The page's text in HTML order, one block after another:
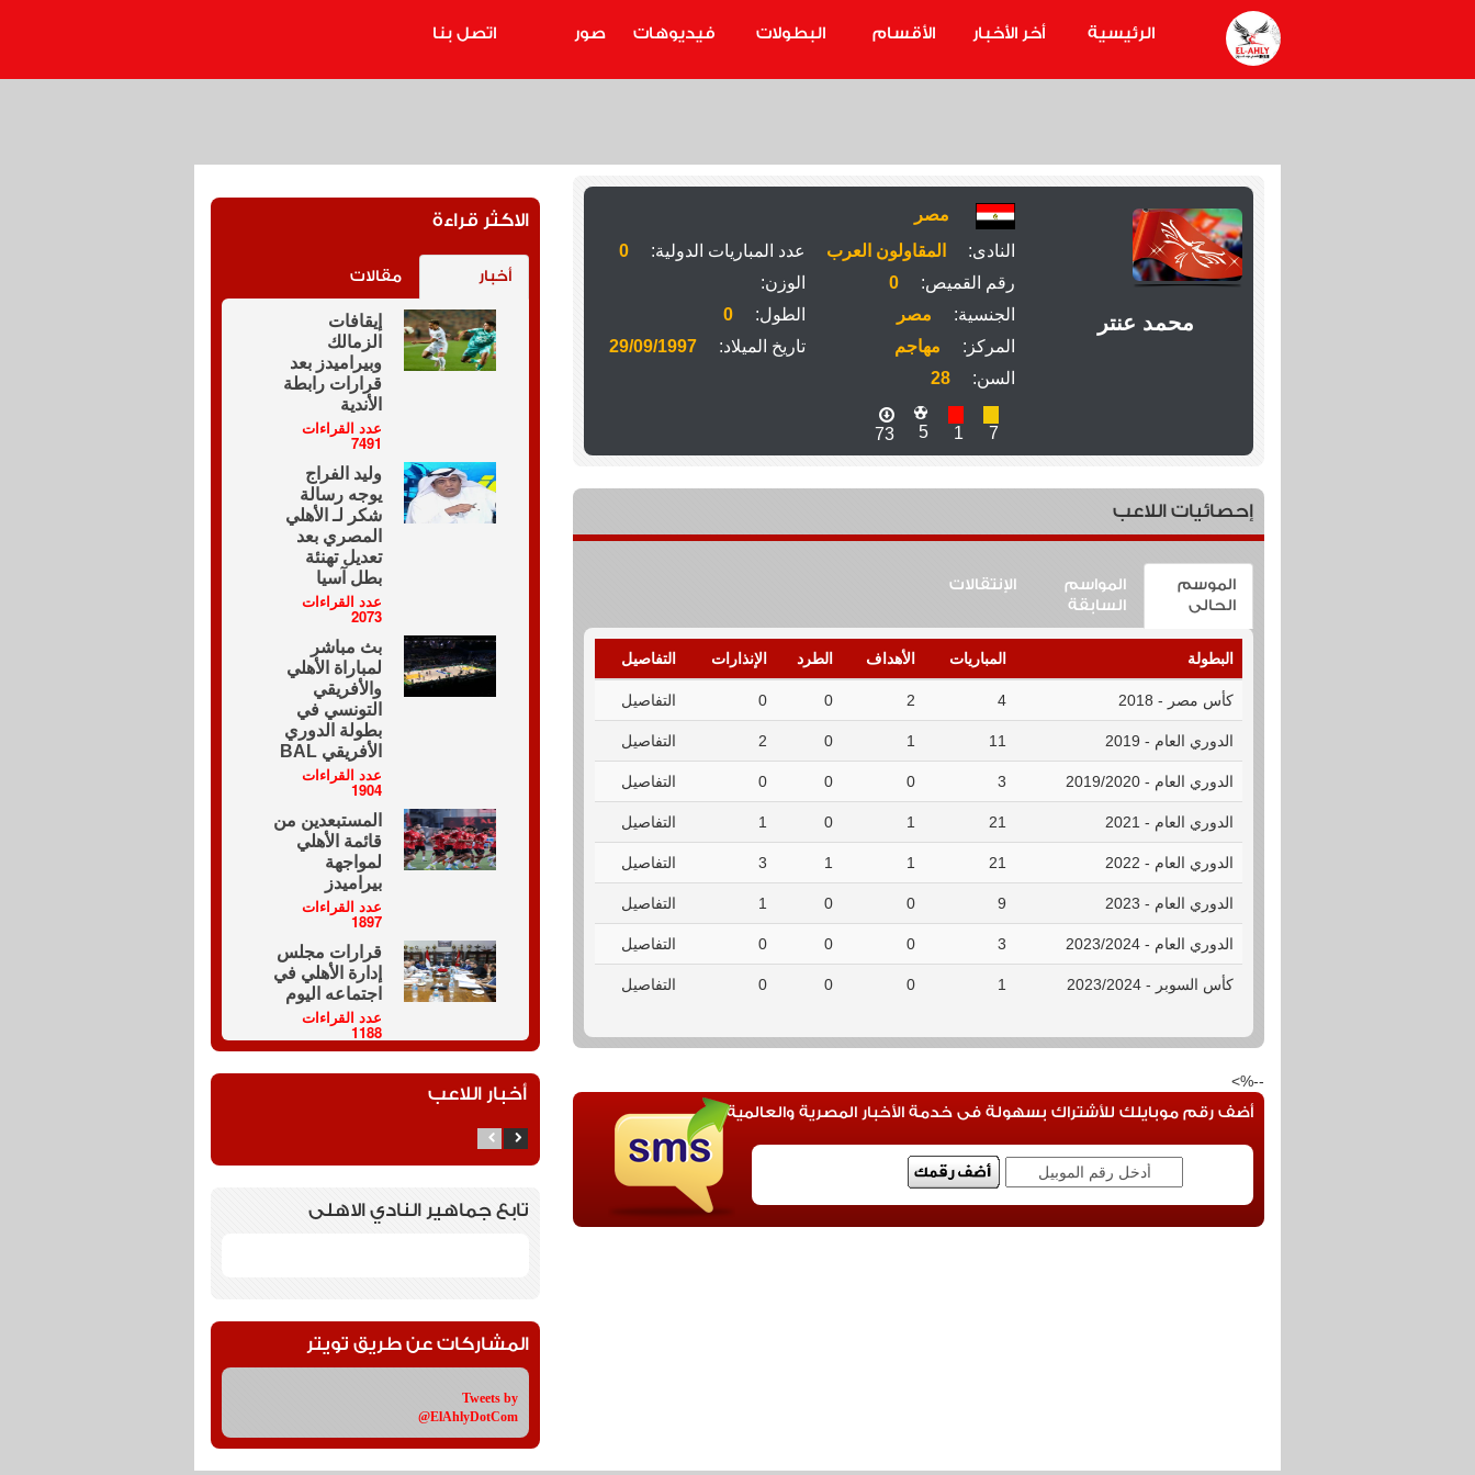
الرئيسية أخر الأخبار الأقسام البطولات فيديوهات صور اتصل بنا
محمد عنتر
مصر
النادى:
المقاولون العرب عدد المباريات الدولية:
0
رقم القميص:
0
الوزن:
الجنسية:
مصر الطول:
0
المركز:
مهاجم تاريخ الميلاد:
29/09/1997
السن:
28
7
1
5
73
إحصائيات اللاعب
الموسم
الحالى
المواسم
السابقة
الإنتقالات
البطولة المباريات الأهداف الطرد الإنذارات التفاصيل
كأس مصر - 2018 4
2
0
0 التفاصيل
الدوري العام - 2019 11
1
0
2 التفاصيل
الدوري العام - 2019/2020 3
0
0
0 التفاصيل
الدوري العام - 2021 21
1
0
1 التفاصيل
الدوري العام - 2022 21
1
1
3 التفاصيل
الدوري العام - 2023 9
0
0
1 التفاصيل
الدوري العام - 2023/2024 3
0
0
0 التفاصيل
كأس السوبر - 2023/2024 1
0
0
0 التفاصيل
--%>
أضف رقم موبايلك للأشتراك بسهولة فى خدمة الأخبار المصرية والعالمية
الاكثر قراءة
أخبار مقالات
إيقافات
الزمالك
وبيراميدز بعد
قرارات رابطة
الأندية
عدد القراءات
7491
وليد الفراج
يوجه رسالة
شكر لـ الأهلي
المصري بعد
تعديل تهنئة
بطل آسيا
عدد القراءات
2073
بث مباشر
لمباراة الأهلي
والأفريقي
التونسي في
بطولة الدوري
الأفريقي BAL
عدد القراءات
1904
المستبعدين من
قائمة الأهلي
لمواجهة
بيراميدز
عدد القراءات
1897
قرارات مجلس
إدارة الأهلي في
اجتماعه اليوم
عدد القراءات
1188
أخبار اللاعب
تابع جماهير النادي الاهلى
المشاركات عن طريق تويتر
Tweets by
@ElAhlyDotCom